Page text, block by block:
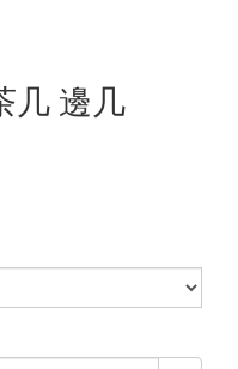
几 邊几